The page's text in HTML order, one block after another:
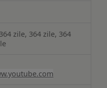
364 zile, 364 zile, 364